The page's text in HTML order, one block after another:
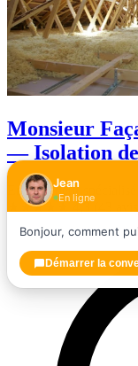
Monsieur
— Isolation
Entrepreneur
★★★★
4,3
Jean
En ligne
Bonjour, comment
Démarrer la